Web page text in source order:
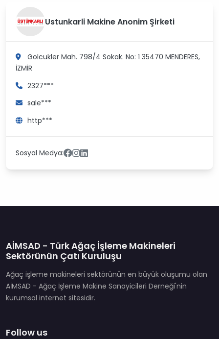
Ustunkarli Makine Anonim Şirketi
Golcukler Mah. 798/4 Sokak. No: 1 35470 MENDERES,
İZMİR
2327***
sale***
http***
Sosyal Medya:
AİMSAD - Türk Ağaç İşleme Makineleri
Sektörünün Çatı Kuruluşu
Ağaç işleme makineleri sektörünün en büyük oluşumu olan
AİMSAD - Ağaç İşleme Makine Sanayicileri Derneği'nin
kurumsal internet sitesidir.
Follow us